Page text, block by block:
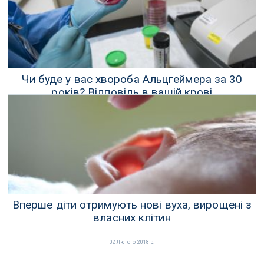
Чи буде у вас хвороба Альцгеймера за 30
років? Відповідь в вашій крові
Вперше діти отримують нові вуха, вирощені з
власних клітин
02 Лютого 2018 р.